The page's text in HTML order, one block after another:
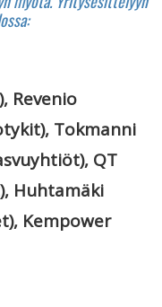
Revenio
Tokmanni
QT
Huhtamäki
Kempower